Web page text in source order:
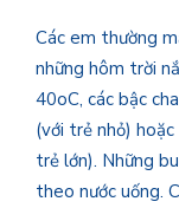
Các em thường
những hôm trời
40oC, các bậc
(với trẻ nhỏ)
trẻ lớn). Những
theo nước uống.